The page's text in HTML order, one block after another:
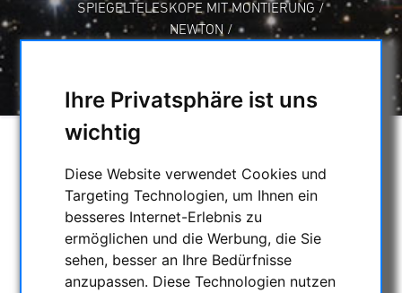
Ihre Privatsphäre ist uns
wichtig
Diese Website verwendet Cookies und
Targeting Technologien, um Ihnen ein
besseres Internet-Erlebnis zu
ermöglichen und die Werbung, die Sie
sehen, besser an Ihre Bedürfnisse
anzupassen. Diese Technologien nutzen
SPIEGELTELESKOPE MIT MONTIERUNG /
NEWTON /